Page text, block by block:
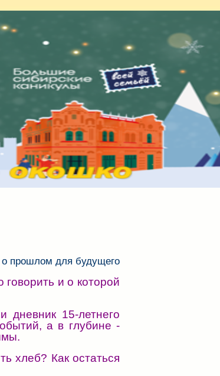
прошлом для будущего
и о которой
дневник 15-летнего
а в глубине -
хлеб? Как остаться